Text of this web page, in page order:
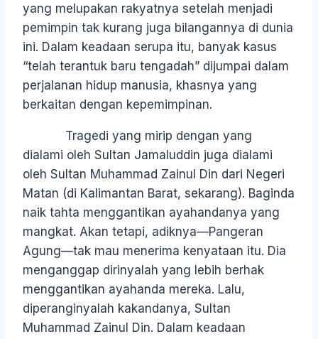
yang melupakan rakyatnya setelah menjadi
pemimpin tak kurang juga bilangannya di dunia
ini. Dalam keadaan serupa itu, banyak kasus
“telah terantuk baru tengadah” dijumpai dalam
perjalanan hidup manusia, khasnya yang
berkaitan dengan kepemimpinan.
Tragedi yang mirip dengan yang
dialami oleh Sultan Jamaluddin juga dialami
oleh Sultan Muhammad Zainul Din dari Negeri
Matan (di Kalimantan Barat, sekarang). Baginda
naik tahta menggantikan ayahandanya yang
mangkat. Akan tetapi, adiknya—Pangeran
Agung—tak mau menerima kenyataan itu. Dia
menganggap dirinyalah yang lebih berhak
menggantikan ayahanda mereka. Lalu,
diperanginyalah kakandanya, Sultan
Muhammad Zainul Din. Dalam keadaan